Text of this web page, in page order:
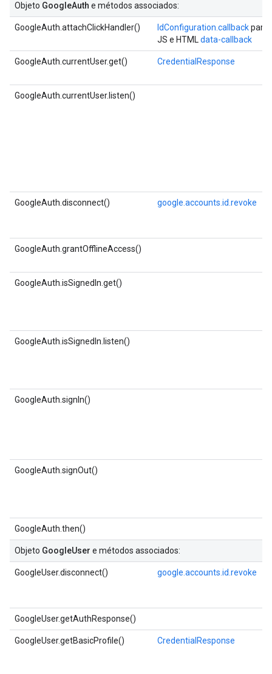
Objeto GoogleAuth e métodos associados:
GoogleAuth.attachClickHandler() IdConfiguration.callbackpara
JS e HTML data-callback
GoogleAuth.currentUser.get() CredentialResponse
GoogleAuth.currentUser.listen()
GoogleAuth.disconnect() google.accounts.id.revoke
GoogleAuth.grantOfflineAccess()
GoogleAuth.isSignedIn.get()
GoogleAuth.isSignedIn.listen()
GoogleAuth.signIn()
GoogleAuth.signOut()
GoogleAuth.then()
Objeto GoogleUser e métodos associados:
GoogleUser.disconnect() google.accounts.id.revoke
GoogleUser.getAuthResponse()
GoogleUser.getBasicProfile() CredentialResponse